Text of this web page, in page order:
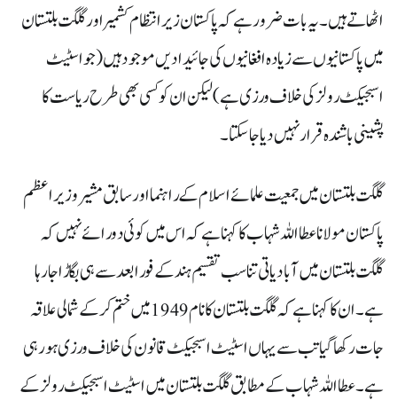
اٹھاتے ہیں۔یہ بات ضرور ہے کہ پاکستان زیر انتظام کشمیر اور گلگت بلتستان
میں پاکستانیوں سے زیادہ افغانیوں کی جائیدادیں موجود ہیں(جو اسٹیٹ
اسبجیکٹ رولز کی خلاف ورزی ہے) لیکن ان کو کسی بھی طرح ریاست کا
پشینی باشندہ قرار نہیں دیا جا سکتا۔
گلگت بلتستان میں جمعیت علمائے اسلام کے راہنما اور سابق مشیر وزیر اعظم
پاکستان مولانا عطااللہ شہاب کا کہنا ہے کہ اس میں کوئی دو رائے نہیں کہ
گلگت بلتستان میں آبادیاتی تناسب تقسیم ہند کے فورا بعد سے ہی بگاڑا جا رہا
ہے۔ ان کا کہنا ہے کہ گلگت بلتستان کا نام 1949 میں ختم کر کے شمالی علاقہ
جات رکھا گیا تب سے یہاں اسٹیٹ اسبجیکٹ قانون کی خلاف ورزی ہو رہی
ہے۔عطا اللہ شہاب کے مطابق گلگت بلتستان میں اسٹیٹ اسبجیکٹ رولز کے